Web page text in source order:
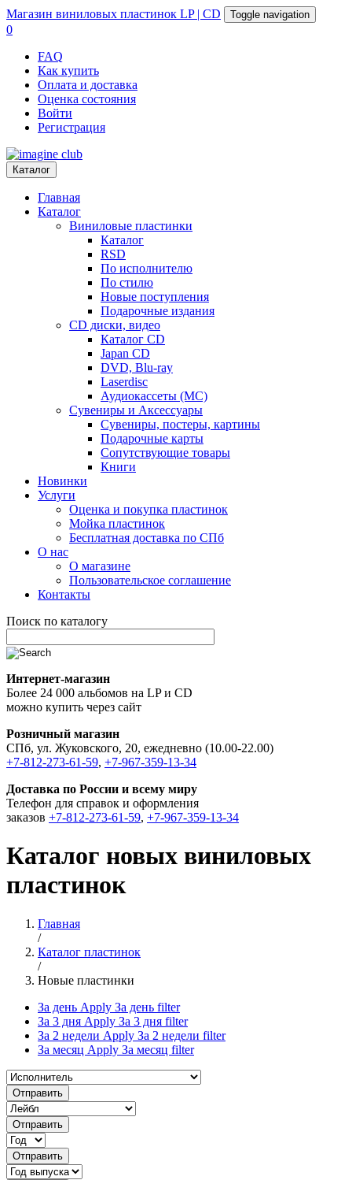
Магазин виниловых пластинок LP | CD Toggle navigation
0
FAQ
Как купить
Оплата и доставка
Оценка состояния
Войти
Регистрация
Каталог
Главная
Каталог
Виниловые пластинки
Каталог
RSD
По исполнителю
По стилю
Новые поступления
Подарочные издания
CD диски, видео
Каталог CD
Japan CD
DVD, Blu-ray
Laserdisc
Аудиокассеты (MC)
Сувениры и Аксессуары
Сувениры, постеры, картины
Подарочные карты
Сопутствующие товары
Книги
Новинки
Услуги
Оценка и покупка пластинок
Мойка пластинок
Бесплатная доставка по СПб
О нас
О магазине
Пользовательское соглашение
Контакты
Поиск по каталогу
Интернет-магазин
Более 24 000 альбомов на LP и CD
можно купить через сайт
Розничный магазин
СПб, ул. Жуковского, 20, ежедневно (10.00-22.00)
+7-812-273-61-59, +7-967-359-13-34
Доставка по России и всему миру
Телефон для справок и оформления
заказов +7-812-273-61-59, +7-967-359-13-34
Каталог новых виниловых
пластинок
Главная
/
Каталог пластинок
/
Новые пластинки
За день Apply За день filter
За 3 дня Apply За 3 дня filter
За 2 недели Apply За 2 недели filter
За месяц Apply За месяц filter
Отправить
Отправить
Отправить